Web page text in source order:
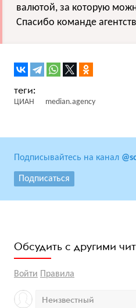
валютой, за которую
Спасибо команде
ЦИАН median.agency
Подписывайтесь на канал
Подписаться
Обсудить с другими
Войти Правила
Неизвестный